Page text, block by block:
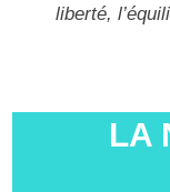
liberté,
LA